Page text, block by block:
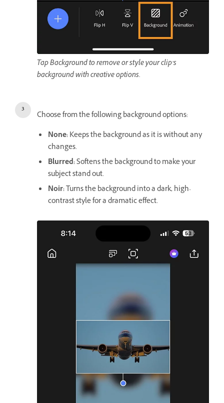
Tap Background to remove or style your clip’s
background with creative options.
Choose from the following background options:
None:Keeps the background as it is without any
changes.
Blurred:Softens the background to make your
subject stand out.
Noir:Turns the background into a dark, high-
contrast style for a dramatic effect.